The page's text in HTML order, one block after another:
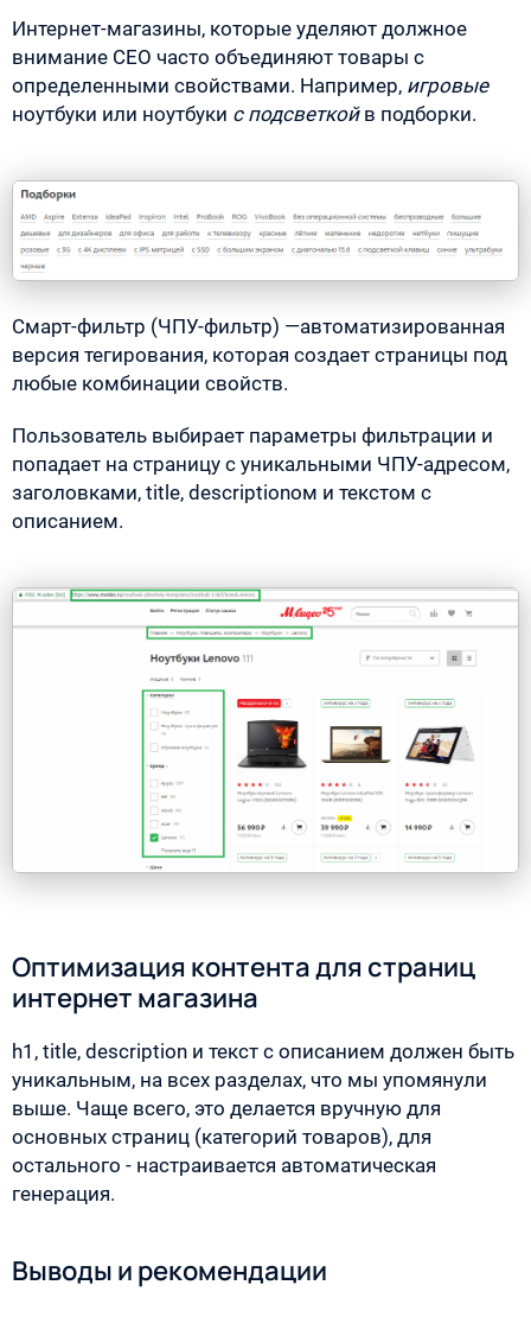
Интернет-магазины, которые уделяют должное
внимание СЕО часто объединяют товары с
определенными свойствами. Например, игровые
ноутбуки или ноутбуки с подсветкойв подборки.
Смарт-фильтр (ЧПУ-фильтр) —автоматизированная
версия тегирования, которая создает страницы под
любые комбинации свойств.
Пользователь выбирает параметры фильтрации и
попадает на страницу с уникальными ЧПУ-адресом,
заголовками, title, descriptionом и текстом с
описанием.
Оптимизация контента для страниц
интернет магазина
h1, title, description и текст с описанием должен быть
уникальным, на всех разделах, что мы упомянули
выше. Чаще всего, это делается вручную для
основных страниц (категорий товаров), для
остального - настраивается автоматическая
генерация.
Выводы и рекомендации